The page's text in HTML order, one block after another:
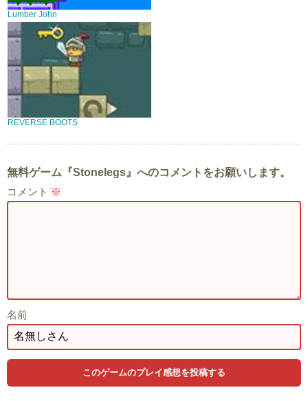
Lumber John
REVERSE BOOTS
無料ゲーム『Stonelegs』へのコメントをお願いします。
コメント ※
名前